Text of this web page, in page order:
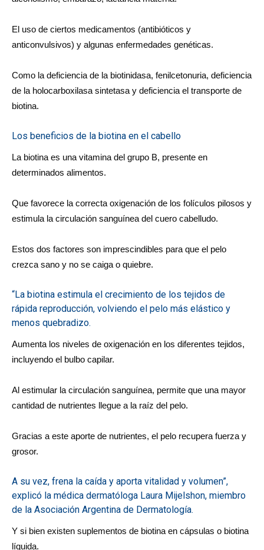
El uso de ciertos medicamentos (antibióticos y
anticonvulsivos) y algunas enfermedades genéticas.
Como la deficiencia de la biotinidasa, fenilcetonuria, deficiencia
de la holocarboxilasa sintetasa y deficiencia el transporte de
biotina.
Los beneficios de la biotina en el cabello
La biotina es una vitamina del grupo B, presente en
determinados alimentos.
Que favorece la correcta oxigenación de los folículos pilosos y
estimula la circulación sanguínea del cuero cabelludo.
Estos dos factores son imprescindibles para que el pelo
crezca sano y no se caiga o quiebre.
“La biotina estimula el crecimiento de los tejidos de
rápida reproducción, volviendo el pelo más elástico y
menos quebradizo.
Aumenta los niveles de oxigenación en los diferentes tejidos,
incluyendo el bulbo capilar.
Al estimular la circulación sanguínea, permite que una mayor
cantidad de nutrientes llegue a la raíz del pelo.
Gracias a este aporte de nutrientes, el pelo recupera fuerza y
grosor.
A su vez, frena la caída y aporta vitalidad y volumen”,
explicó la médica dermatóloga Laura Mijelshon, miembro
de la Asociación Argentina de Dermatología.
Y si bien existen suplementos de biotina en cápsulas o biotina
líquida.